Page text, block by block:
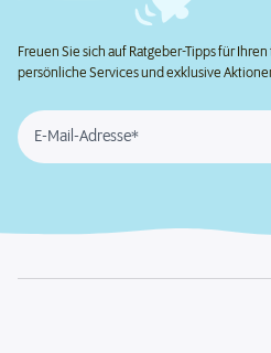
Freuen Sie sich auf Ratgeber-Tipps für
persönliche Services und exklusive
E-Mail-Adresse*